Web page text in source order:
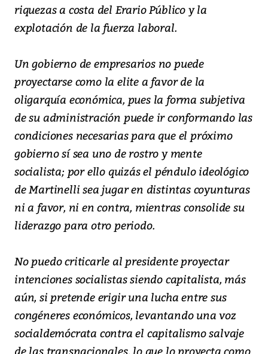
riquezas a costa del Erario Público y la
explotación de la fuerza laboral.
Un gobierno de empresarios no puede
proyectarse como la elite a favor de la
oligarquía económica, pues la forma subjetiva
de su administración puede ir conformando las
condiciones necesarias para que el próximo
gobierno sí sea uno de rostro y mente
socialista; por ello quizás el péndulo ideológico
de Martinelli sea jugar en distintas coyunturas
ni a favor, ni en contra, mientras consolide su
liderazgo para otro periodo.
No puedo criticarle al presidente proyectar
intenciones socialistas siendo capitalista, más
aún, si pretende erigir una lucha entre sus
congéneres económicos, levantando una voz
socialdemócrata contra el capitalismo salvaje
de las transnacionales, lo que lo proyecta como